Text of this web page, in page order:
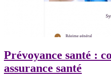
Prévoyance santé :
assurance santé